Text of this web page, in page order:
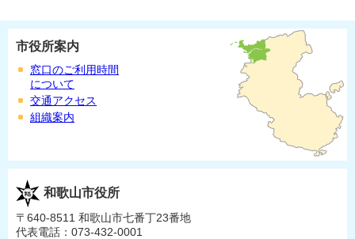
市役所案内
窓口のご利用時間
について
交通アクセス
組織案内
和歌山市役所
〒640-8511 和歌山市七番丁23番地
代表電話：073-432-0001